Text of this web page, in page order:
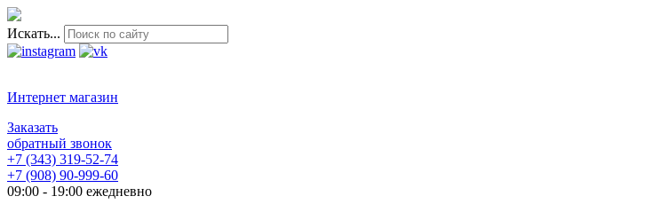
Искать...
Интернет магазин
Заказать
обратный звонок
+7 (343) 319-52-74
+7 (908) 90-999-60
09:00 - 19:00 ежедневно